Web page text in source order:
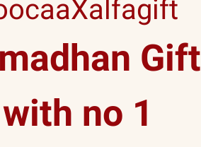
Others
New Arrival
Gift
with no 1